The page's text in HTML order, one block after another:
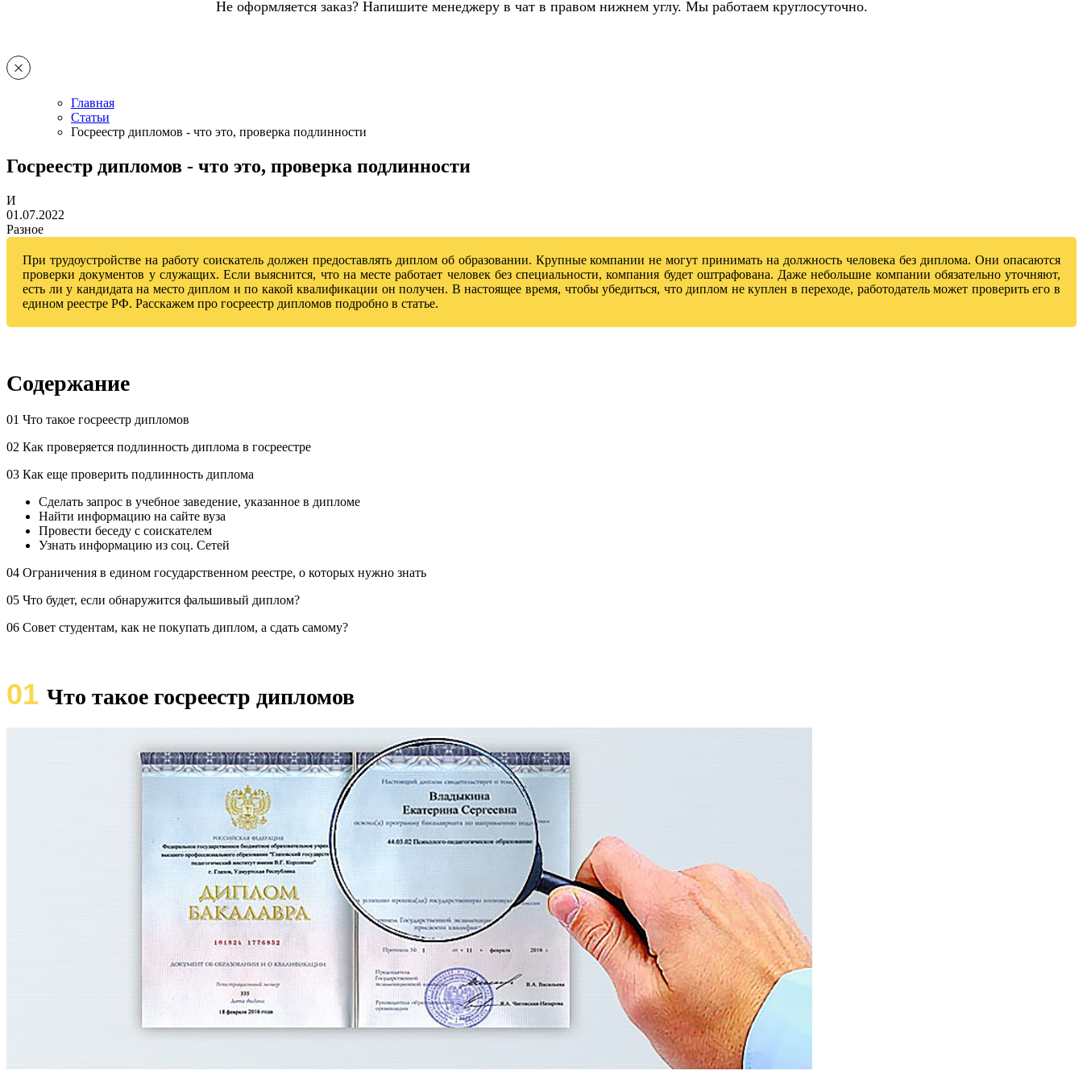
Не оформляется заказ? Напишите менеджеру в чат в правом нижнем углу. Мы работаем круглосуточно.
Главная
Статьи
Госреестр дипломов - что это, проверка подлинности
Госреестр дипломов - что это, проверка подлинности
И
01.07.2022
Разное
При трудоустройстве на работу соискатель должен предоставлять диплом об образовании. Крупные компании не могут принимать на должность человека без диплома. Они опасаются
проверки документов у служащих. Если выяснится, что на месте работает человек без специальности, компания будет оштрафована. Даже небольшие компании обязательно уточняют,
есть ли у кандидата на место диплом и по какой квалификации он получен. В настоящее время, чтобы убедиться, что диплом не куплен в переходе, работодатель может проверить его в
едином реестре РФ. Расскажем про госреестр дипломов подробно в статье.
Содержание
01 Что такое госреестр дипломов
02 Как проверяется подлинность диплома в госреестре
03 Как еще проверить подлинность диплома
Сделать запрос в учебное заведение, указанное в дипломе
Найти информацию на сайте вуза
Провести беседу с соискателем
Узнать информацию из соц. Сетей
04 Ограничения в едином государственном реестре, о которых нужно знать
05 Что будет, если обнаружится фальшивый диплом?
06 Совет студентам, как не покупать диплом, а сдать самому?
01 Что такое госреестр дипломов